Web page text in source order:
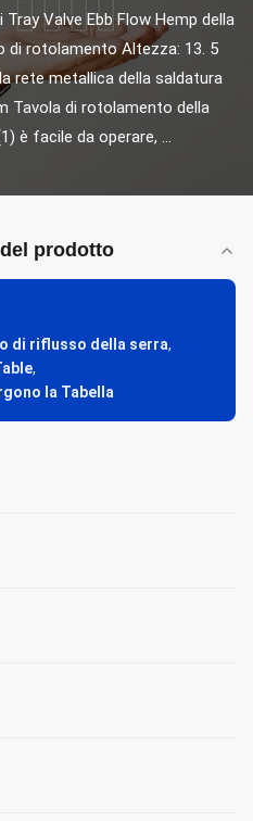
Valve Ebb Flow Hemp della
di rotolamento Altezza: 13. 5
rete metallica della saldatura
Tavola di rotolamento della
è facile da operare, ...
prodotto
di riflusso della serra,
,
la Tabella